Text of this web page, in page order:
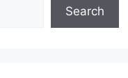
Search